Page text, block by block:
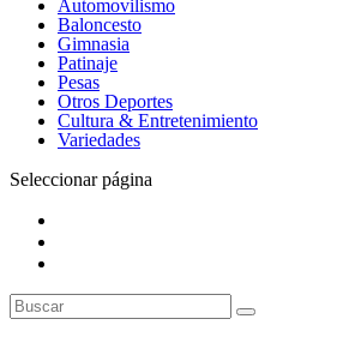
Automovilismo
Baloncesto
Gimnasia
Patinaje
Pesas
Otros Deportes
Cultura & Entretenimiento
Variedades
Seleccionar página